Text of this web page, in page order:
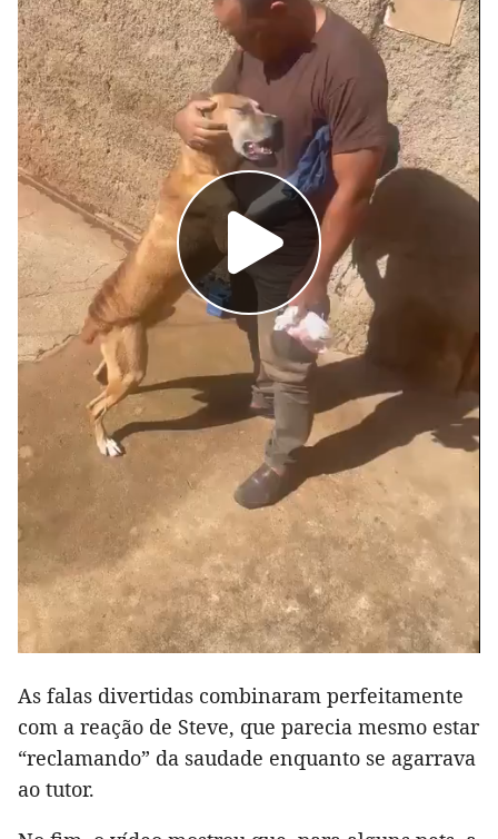
As falas divertidas combinaram perfeitamente
com a reação de Steve, que parecia mesmo estar
“reclamando” da saudade enquanto se agarrava
ao tutor.